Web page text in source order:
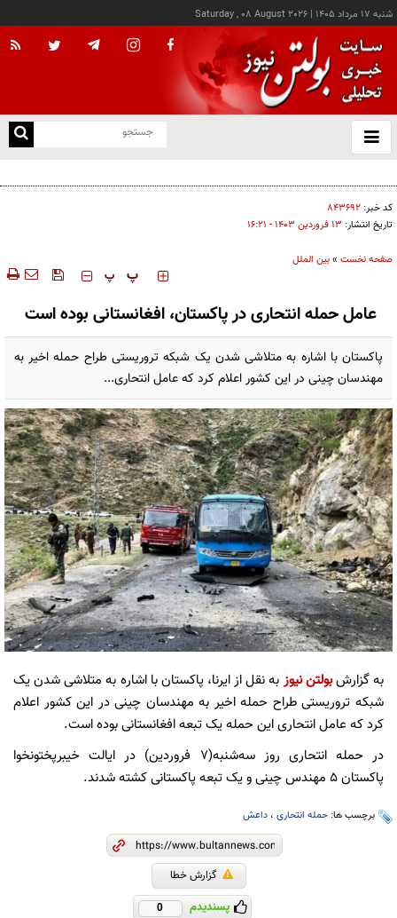
شنبه ۱۷ مرداد ۱۴۰۵ |
Saturday , 08 August 2026
باز
و
حرکت کشورهای منطقه به سمت ترتیبات امنیتی مستقل دانست
کد خبر: ۸۴۳۶۹۲
تاریخ انتشار: ۱۳ فروردين ۱۴۰۳ - ۱۶:۲۱
صفحه نخست »بین الملل
‍‍‍ پ پ
عامل حمله انتحاری در پاکستان، افغانستانی بوده است
پاکستان با اشاره به متلاشی شدن یک شبکه تروریستی طراح حمله اخیر به
مهندسان چینی در این کشور اعلام کرد که عامل انتحاری...
به گزارشبولتن نیوز به نقل از ایرنا، پاکستان با اشاره به متلاشی شدن یک
شبکه تروریستی طراح حمله اخیر به مهندسان چینی در این کشور اعلام
کرد که عامل انتحاری این حمله یک تبعه افغانستانی بوده است.
در حمله انتحاری روز سه‌شنبه(۷ فروردین) در ایالت خیبرپختونخوا
پاکستان ۵ مهندس چینی و یک تبعه پاکستانی کشته شدند.
برچسب ها: حمله انتحاری ، داعش
گزارش خطا
پسندیدم 0